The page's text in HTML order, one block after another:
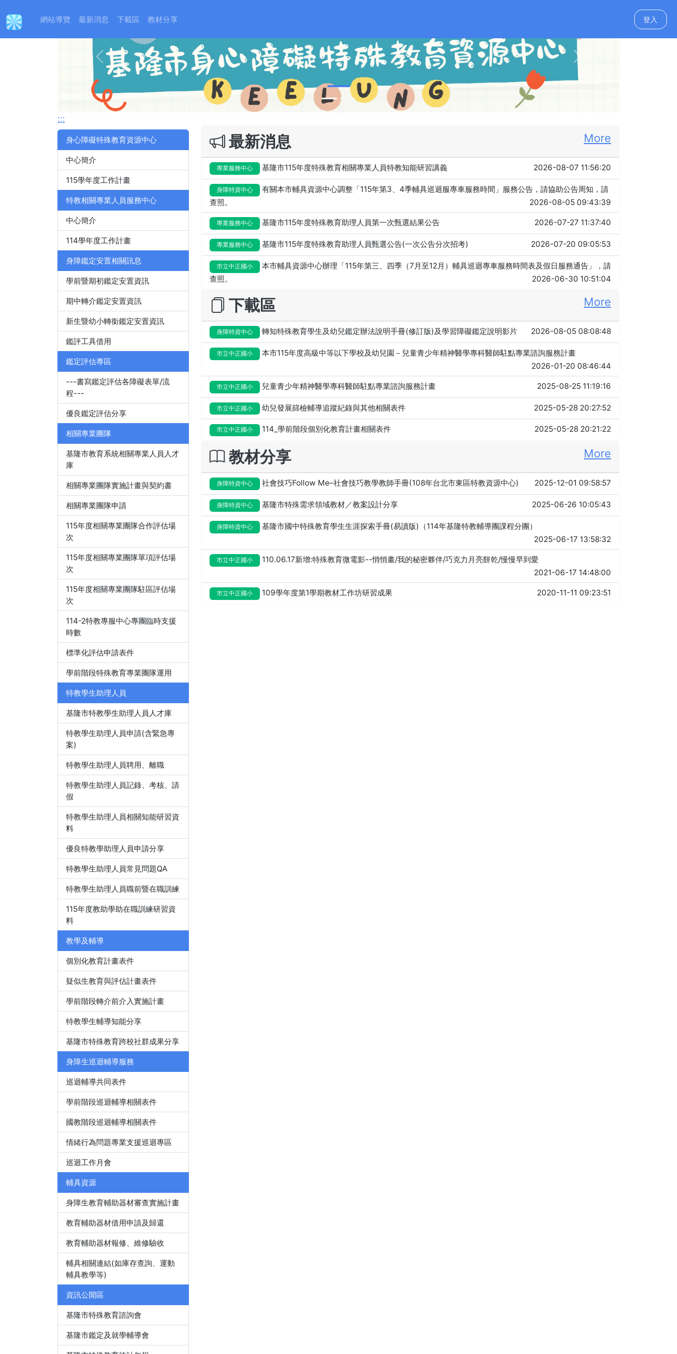
網站導覽 最新消息 下載區 教材分享 登入
Previous Next
:::
More
最新消息
專業服務中心 基隆市115年度特殊教育相關專業人員特教知能研習講義 2026-08-07 11:56:20
身障特資中心
有關本市輔具資源中心調整「115年第3、4季輔具巡迴服專車服務時間」服務公告，請協助公告周知，請
查照。
2026-08-05 09:43:39
專業服務中心 基隆市115年度特殊教育助理人員第一次甄選結果公告 2026-07-27 11:37:40
專業服務中心 基隆市115年度特殊教育助理人員甄選公告(一次公告分次招考) 2026-07-20 09:05:53
市立中正國小
本市輔具資源中心辦理「115年第三、四季（7月至12月）輔具巡迴專車服務時間表及假日服務通告」，請
查照。
2026-06-30 10:51:04
More
下載區
身障特資中心 轉知特殊教育學生及幼兒鑑定辦法說明手冊(修訂版)及學習障礙鑑定說明影片 2026-08-05 08:08:48
市立中正國小
本市115年度高級中等以下學校及幼兒園－兒童青少年精神醫學專科醫師駐點專業諮詢服務計畫
2026-01-20 08:46:44
市立中正國小 兒童青少年精神醫學專科醫師駐點專業諮詢服務計畫 2025-08-25 11:19:16
市立中正國小 幼兒發展篩檢輔導追蹤紀錄與其他相關表件 2025-05-28 20:27:52
市立中正國小 114_學前階段個別化教育計畫相關表件 2025-05-28 20:21:22
More
教材分享
身障特資中心 社會技巧Follow Me–社會技巧教學教師手冊(108年台北市東區特教資源中心) 2025-12-01 09:58:57
身障特資中心 基隆市特殊需求領域教材／教案設計分享 2025-06-26 10:05:43
身障特資中心
基隆市國中特殊教育學生生涯探索手冊(易讀版)（114年基隆特教輔導團課程分團）
2025-06-17 13:58:32
市立中正國小
110.06.17新增:特殊教育微電影--悄悄畫/我的秘密夥伴/巧克力月亮餅乾/慢慢早到愛
2021-06-17 14:48:00
市立中正國小 109學年度第1學期教材工作坊研習成果 2020-11-11 09:23:51
身心障礙特殊教育資源中心
中心簡介
115學年度工作計畫
特教相關專業人員服務中心
中心簡介
114學年度工作計畫
身障鑑定安置相關訊息
學前暨期初鑑定安置資訊
期中轉介鑑定安置資訊
新生暨幼小轉銜鑑定安置資訊
鑑評工具借用
鑑定評估專區
---書寫鑑定評估各障礙表單/流
程---
優良鑑定評估分享
相關專業團隊
基隆市教育系統相關專業人員人才
庫
相關專業團隊實施計畫與契約書
相關專業團隊申請
115年度相關專業團隊合作評估場
次
115年度相關專業團隊單項評估場
次
115年度相關專業團隊駐區評估場
次
114-2特教專服中心專團臨時支援
時數
標準化評估申請表件
學前階段特殊教育專業團隊運用
特教學生助理人員
基隆市特教學生助理人員人才庫
特教學生助理人員申請(含緊急專
案)
特教學生助理人員聘用、離職
特教學生助理人員記錄、考核、請
假
特教學生助理人員相關知能研習資
料
優良特教學助理人員申請分享
特教學生助理人員常見問題QA
特教學生助理人員職前暨在職訓練
115年度教助學助在職訓練研習資
料
教學及輔導
個別化教育計畫表件
疑似生教育與評估計畫表件
學前階段轉介前介入實施計畫
特教學生輔導知能分享
基隆市特殊教育跨校社群成果分享
身障生巡迴輔導服務
巡迴輔導共同表件
學前階段巡迴輔導相關表件
國教階段巡迴輔導相關表件
情緒行為問題專業支援巡迴專區
巡迴工作月會
輔具資源
身障生教育輔助器材審查實施計畫
教育輔助器材借用申請及歸還
教育輔助器材報修、維修驗收
輔具相關連結(如庫存查詢、運動
輔具教學等)
資訊公開區
基隆市特殊教育諮詢會
基隆市鑑定及就學輔導會